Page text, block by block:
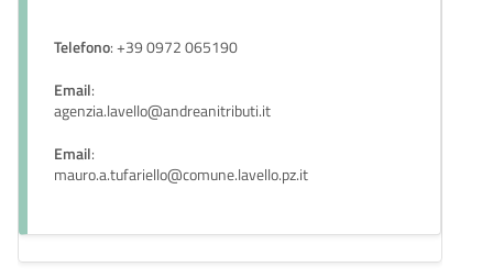
Telefono: +39 0972 065190
Email:
agenzia.lavello@andreanitributi.it
Email:
mauro.a.tufariello@comune.lavello.pz.it